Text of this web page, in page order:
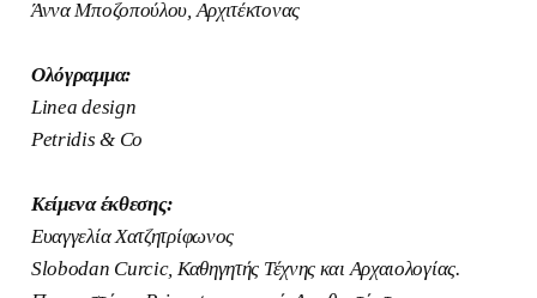
Άννα Μποζοπούλου, Αρχιτέκτονας
Ολόγραμμα:
Linea design
Petridis & Co
Κείμενα έκθεσης:
Ευαγγελία Χατζητρίφωνος
Slobodan Curcic, Καθηγητής Τέχνης και Αρχαιολογίας.